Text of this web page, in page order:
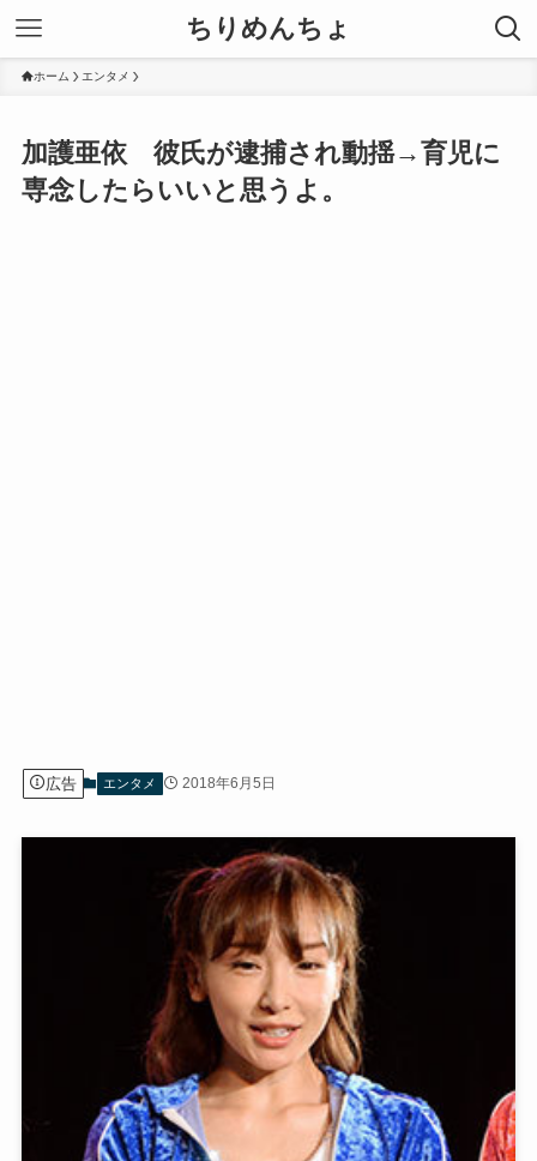
ちりめんちょ
ホーム エンタメ
加護亜依 彼氏が逮捕され動揺→育児に
専念したらいいと思うよ。
広告 エンタメ 2018年6月5日